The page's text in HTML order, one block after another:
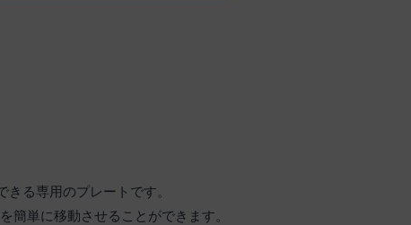
きる専用のプレートです。
簡単に移動させることができます。